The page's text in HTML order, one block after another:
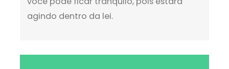
agindo dentro da lei.